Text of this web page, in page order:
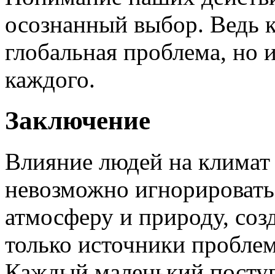
осознанный выбор. Ведь
глобальная проблема, но
каждого.
Заключение
Влияние людей на
невозможно
атмосферу и природу,
только источники